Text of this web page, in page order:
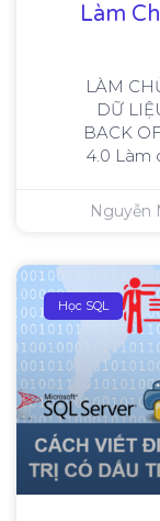
Làm
LÀM
DỮ
BACK
4.0 Làm
Nguyễn
Học SQL